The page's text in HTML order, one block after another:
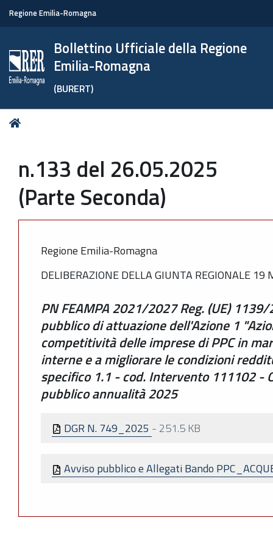
Regione Emilia-Romagna
Bollettino Ufficiale della Regione
Emilia-Romagna
(BURERT)
Tu
n.133 del 26.05.2025
(Parte Seconda)
Regione Emilia-Romagna
DELIBERAZIONE DELLA GIUNTA REGIONALE 19
PN FEAMPA 2021/2027 Reg. (UE)
pubblico di attuazione dell'Azione 1
competitività delle imprese di PPC in
interne e a migliorare le condizioni
specifico 1.1 - cod. Intervento 111102 -
pubblico annualità 2025
DGR N. 749_2025 - 251.5 KB
Avviso pubblico e Allegati Bando